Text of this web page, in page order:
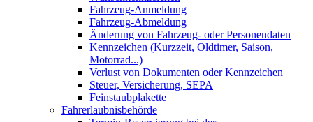
Fahrzeug-Anmeldung
Fahrzeug-Abmeldung
Änderung von Fahrzeug- oder Personendaten
Kennzeichen (Kurzzeit, Oldtimer, Saison,
Motorrad...)
Verlust von Dokumenten oder Kennzeichen
Steuer, Versicherung, SEPA
Feinstaubplakette
Fahrerlaubnisbehörde